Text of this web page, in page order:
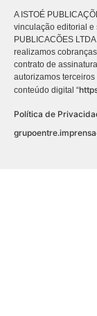
A ISTOÉ
vinculação editorial e
PUBLICACÕES
realizamos
contrato de
autorizamos
conteúdo digital “
Política de